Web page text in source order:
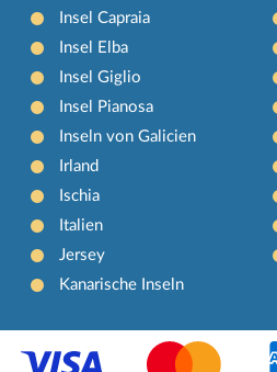
Insel Capraia
Insel Elba
Insel Giglio
Insel Pianosa
Inseln von Galicien
Irland
Ischia
Italien
Jersey
Kanarische Inseln